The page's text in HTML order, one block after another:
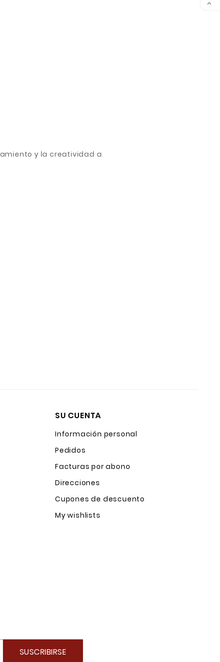
y la creatividad a
SU CUENTA
Información personal
Pedidos
Facturas por abono
Direcciones
Cupones de descuento
My wishlists
SUSCRIBIRSE
